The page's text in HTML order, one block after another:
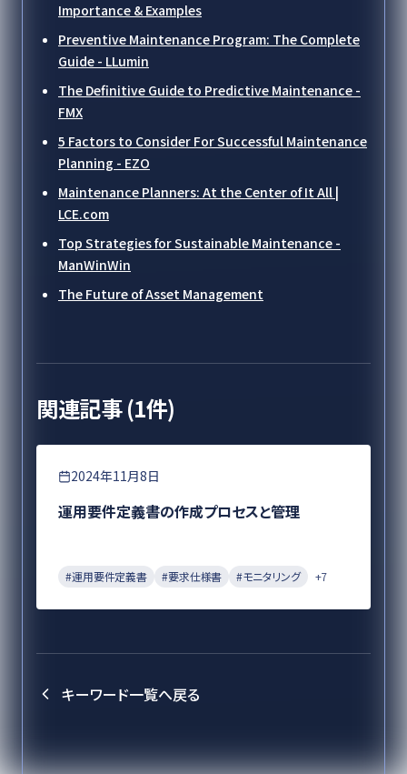
Importance & Examples
Preventive Maintenance Program: The Complete
Guide - LLumin
The Definitive Guide to Predictive Maintenance -
FMX
5 Factors to Consider For Successful Maintenance
Planning - EZO
Maintenance Planners: At the Center of It All |
LCE.com
Top Strategies for Sustainable Maintenance -
ManWinWin
The Future of Asset Management
関連記事 (1件)
要件定義
2024年11月8日
運用要件定義書の作成プロセスと管理
#運用要件定義書 #要求仕様書 #モニタリング +7
キーワード一覧へ戻る